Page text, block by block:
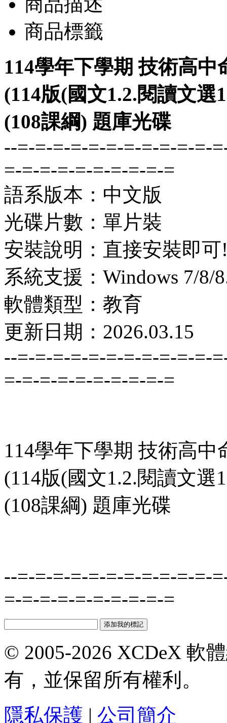
商品標籤
114學年下學期 技術高
(114版(國文1.2.閱讀文選
(108課綱) 題庫光碟
--=-=-=-=-=-=-=-=-=-=-=-
=-=-=-=-=-=-=-=-=-=
語系版本：中文版
光碟片數：單片裝
安裝說明：直接安裝即可
系統支援：Windows 7/8/
軟體類型：教育
更新日期：2026.03.15
--=-=-=-=-=-=-=-=-=-=-=-
=-=-=-=-=-=-=-=-=-=
114學年下學期 技術高
(114版(國文1.2.閱讀文選
(108課綱) 題庫光碟
--=-=-=-=-=-=-=-=-=-=-=-
=-=-=-=-=-=-=-=-=-=
© 2005-2026 XCDeX 軟
有，並保留所有權利。
隱私保護 | 公司簡介